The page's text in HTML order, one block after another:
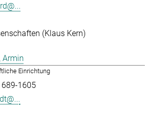
(Klaus Kern)
Armin
Einrichtung
1605